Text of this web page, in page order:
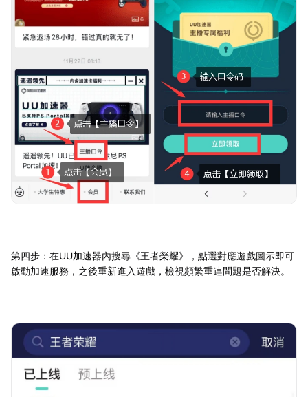
第四步：在UU加速器內搜尋《王者榮耀》，點選對應遊戲圖示即可
啟動加速服務，之後重新進入遊戲，檢視頻繁重連問題是否解決。